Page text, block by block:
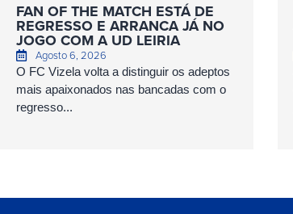
FAN OF THE MATCH ESTÁ DE
REGRESSO E ARRANCA JÁ NO
JOGO COM A UD LEIRIA
Agosto 6, 2026
O FC Vizela volta a distinguir os adeptos
mais apaixonados nas bancadas com o
regresso...